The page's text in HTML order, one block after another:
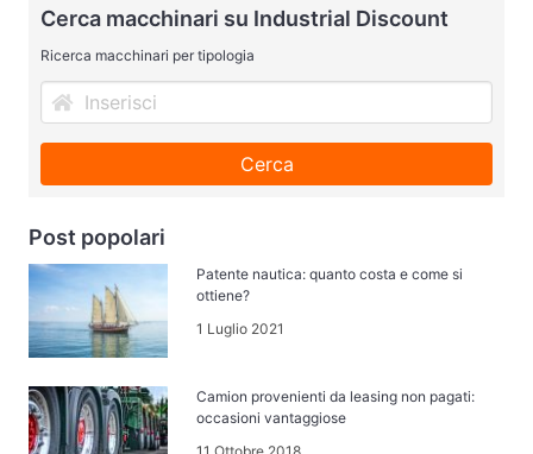
Cerca macchinari su Industrial Discount
Ricerca macchinari per tipologia
Cerca
Post popolari
Patente nautica: quanto costa e come si
ottiene?
1 Luglio 2021
Camion provenienti da leasing non pagati:
occasioni vantaggiose